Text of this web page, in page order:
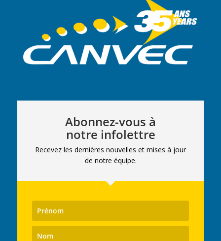
Abonnez-vous à
notre infolettre
Recevez les dernières nouvelles et mises à jour
de notre équipe.